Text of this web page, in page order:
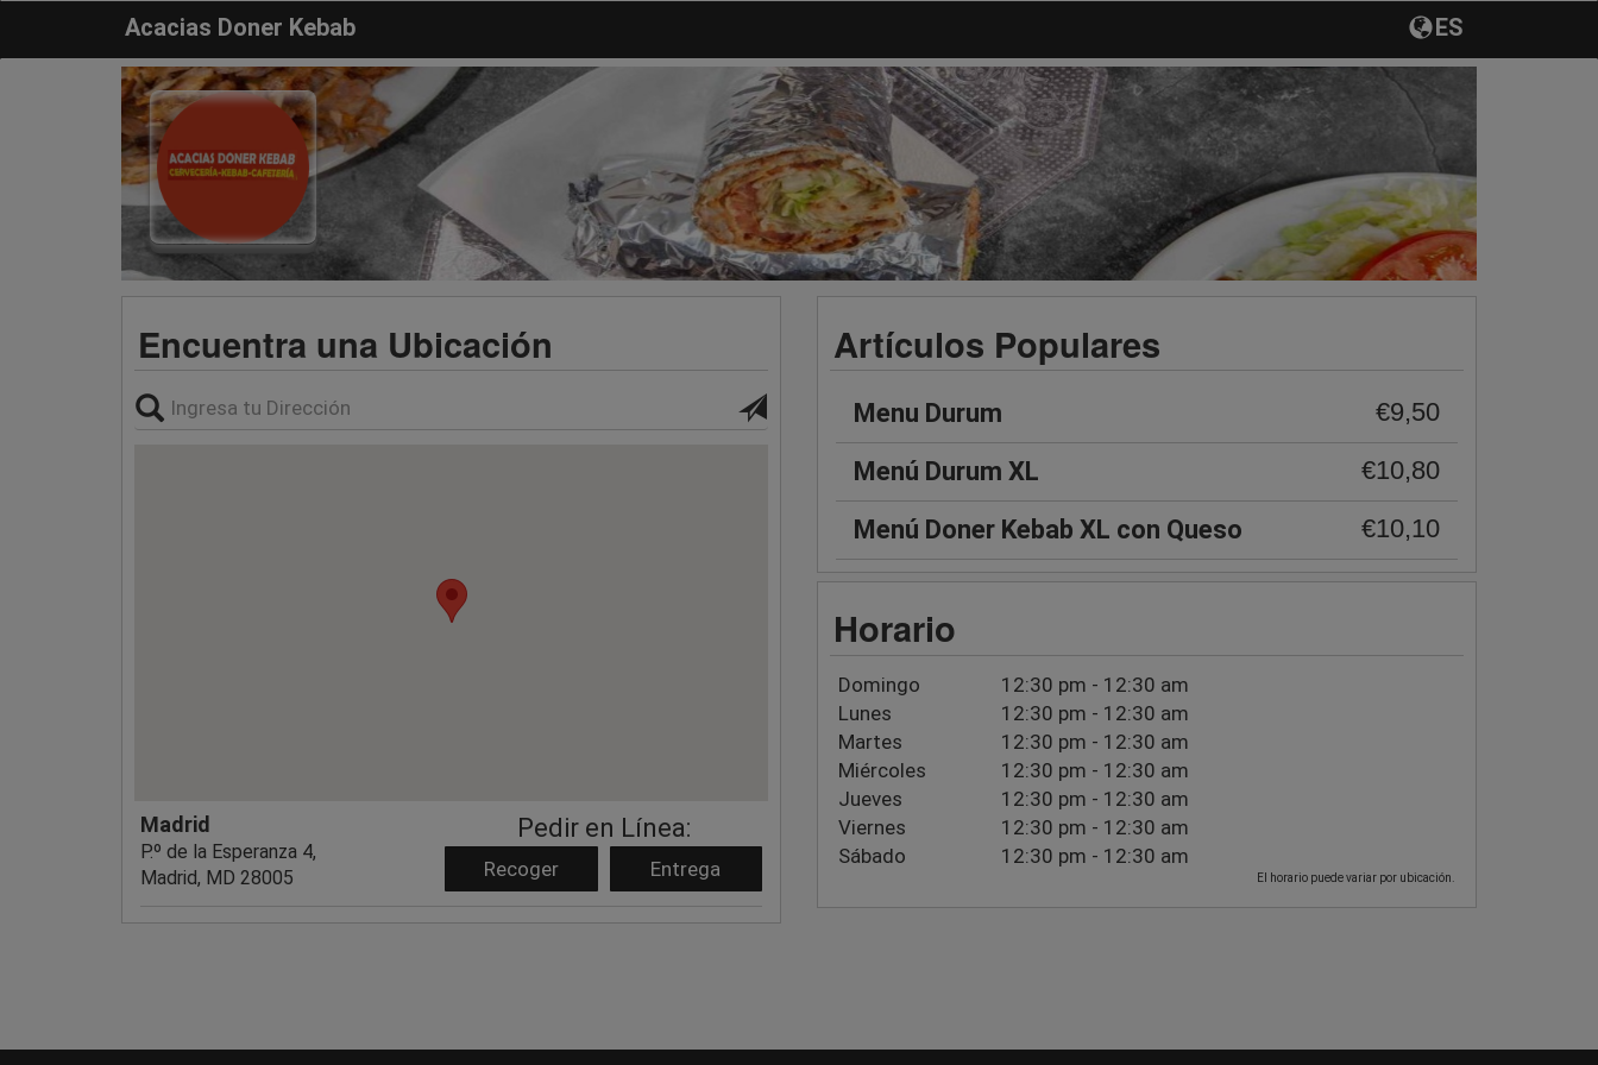
Acacias Doner Kebab ES
Encuentra una Ubicación
Madrid
P.º de la Esperanza 4,
Madrid, MD 28005
Pedir en Línea:
Recoger Entrega
Artículos Populares
Menu Durum
€9,50
Menú Durum XL
€10,80
Menú Doner Kebab XL con Queso
€10,10
Horario
Domingo
12:30 pm - 12:30 am
Lunes
12:30 pm - 12:30 am
Martes
12:30 pm - 12:30 am
Miércoles
12:30 pm - 12:30 am
Jueves
12:30 pm - 12:30 am
Viernes
12:30 pm - 12:30 am
Sábado
12:30 pm - 12:30 am
El horario puede variar por ubicación.